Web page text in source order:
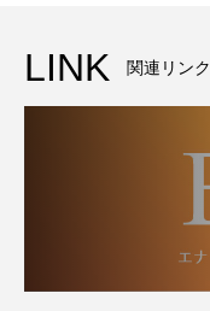
LINK 関連リンク